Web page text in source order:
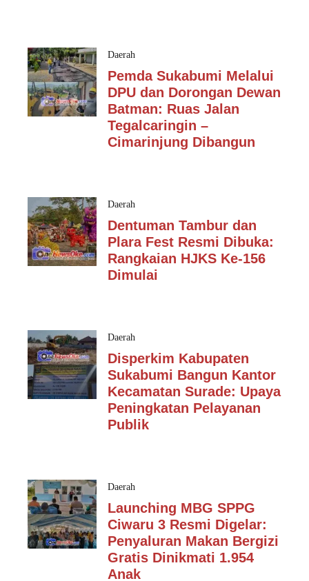
Daerah
Pemda Sukabumi Melalui
DPU dan Dorongan Dewan
Batman: Ruas Jalan
Tegalcaringin –
Cimarinjung Dibangun
Daerah
Dentuman Tambur dan
Plara Fest Resmi Dibuka:
Rangkaian HJKS Ke-156
Dimulai
Daerah
Disperkim Kabupaten
Sukabumi Bangun Kantor
Kecamatan Surade: Upaya
Peningkatan Pelayanan
Publik
Daerah
Launching MBG SPPG
Ciwaru 3 Resmi Digelar:
Penyaluran Makan Bergizi
Gratis Dinikmati 1.954
Anak